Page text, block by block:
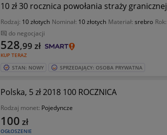
10 zł 30 rocznica powołania straży granicznej
Rodzaj: 10 złotych Nominał: 10 złotych Materiał: srebro Rok:
do negocjacji
KUP TERAZ
528,99 zł
STAN: NOWY SPRZEDAJĄCY: OSOBA PRYWATNA
Polska, 5 zł 2018 100 ROCZNICA
Rodzaj monet: Pojedyncze
OGŁOSZENIE
100 zł